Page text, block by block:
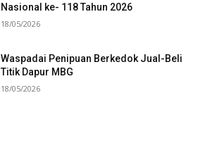
Nasional ke- 118 Tahun 2026
18/05/2026
Waspadai Penipuan Berkedok Jual-Beli
Titik Dapur MBG
18/05/2026